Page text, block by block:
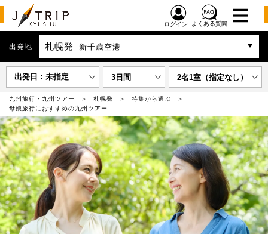
ログイン よくある質問
出発地 札幌発 新千歳空港
出発日：未指定 3日間 2名1室（指定なし）
九州旅行・九州ツアー 札幌発
特集から選ぶ
母娘旅行におすすめの九州ツアー